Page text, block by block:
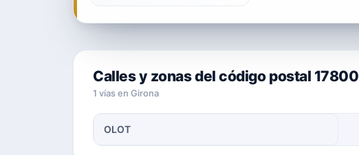
Calles y zonas del código postal 17800
1 vías en Girona
OLOT